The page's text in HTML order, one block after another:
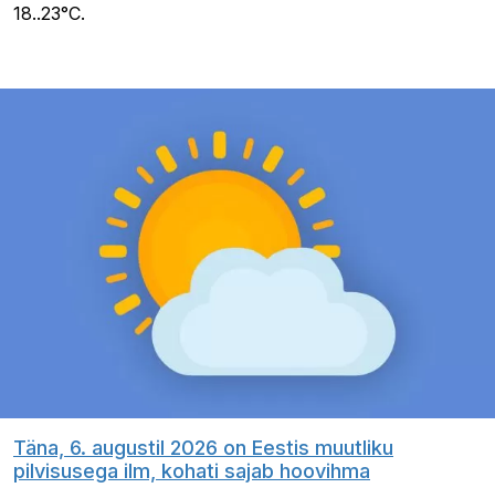
18..23°C.
Täna, 6. augustil 2026 on Eestis muutliku
pilvisusega ilm, kohati sajab hoovihma